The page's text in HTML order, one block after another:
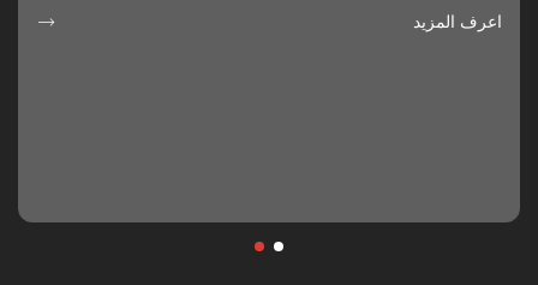
اعرف المزيد 